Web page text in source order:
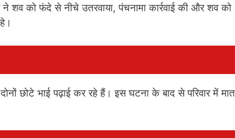
शव को फंदे से नीचे उतरवाया, पंचनामा कार्रवाई की और शव को
छोटे भाई पढ़ाई कर रहे हैं। इस घटना के बाद से परिवार में